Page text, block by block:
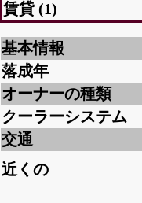
賃貸 (1)
基本情報
落成年
オーナーの種類
クーラーシステム
交通
近くの